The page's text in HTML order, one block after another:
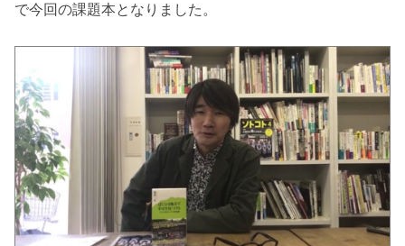
で今回の課題本となりました。